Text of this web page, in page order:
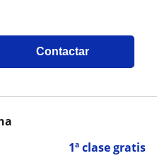
Contactar
1ª clase gratis